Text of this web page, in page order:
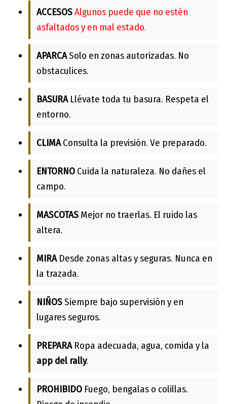
ACCESOSAlgunos puede que no estén
asfaltados y en mal estado.
APARCASolo en zonas autorizadas. No
obstaculices.
BASURALlévate toda tu basura. Respeta el
entorno.
CLIMAConsulta la previsión. Ve preparado.
ENTORNO Cuida la naturaleza. No dañes el
campo.
MASCOTAS Mejor no traerlas. El ruido las
altera.
MIRADesde zonas altas y seguras. Nunca en
la trazada.
NIÑOSSiempre bajo supervisión y en
lugares seguros.
PREPARARopa adecuada, agua, comida y la
app del rally.
PROHIBIDO Fuego, bengalas o colillas.